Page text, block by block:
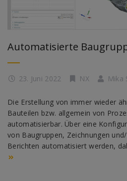
Automatisierte
23. Juni 2022 NX Mika
Die Erstellung von immer wieder
Bauteilen bzw. allgemein von
automatisierbar. Über eine
von Baugruppen, Zeichnungen
Berichten automatisiert werden,